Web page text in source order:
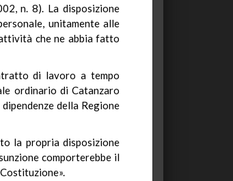
n. 8). La disposizione
unitamente alle
che ne abbia fatto
di lavoro a tempo
ordinario di Catanzaro
della Regione
la propria disposizione
comporterebbe il